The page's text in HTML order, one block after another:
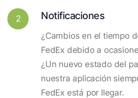
2 Notificaciones
¿Cambios en el tiempo
FedEx debido a
¿Un nuevo estado del
nuestra aplicación
FedEx está por llegar.